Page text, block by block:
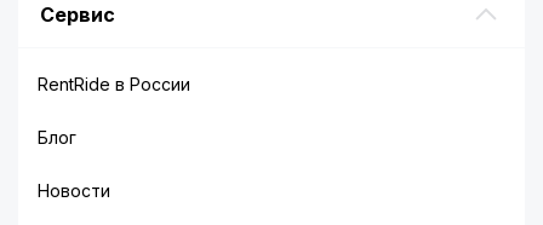
Сервис
RentRide в России
Блог
Новости